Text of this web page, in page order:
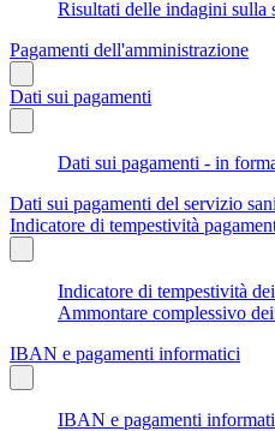
Risultati delle indagini sulla
Pagamenti dell'amministrazione
Dati sui pagamenti
Dati sui pagamenti - in
Dati sui pagamenti del servizio
Indicatore di tempestività
Indicatore di tempestività
Ammontare complessivo
IBAN e pagamenti informatici
IBAN e pagamenti